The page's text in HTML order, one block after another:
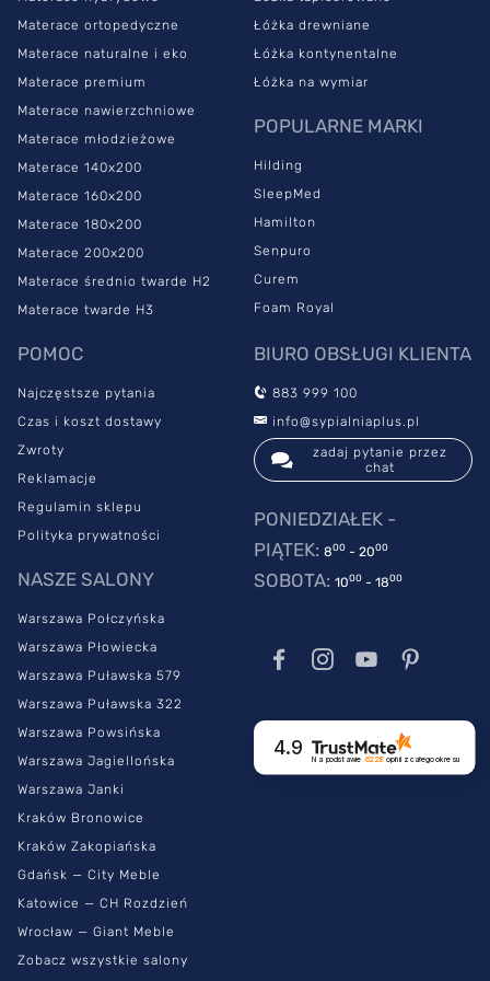
Materac FOXFORT dostępny jest z wersji z pokrowcem
Italiano, czyniącym z niego
idealny materac dla alergików.
Wykonany z wiskozy ochraniacz nie dopuści roztoczy i innych
alergenów w pobliże Twoich dróg oddechowych i skóry. Co
przenoszeniu materaca w postaci praktycznych uchwytów.
Zamek rozdzielczy pozwoli Ci na szybkie zdjęcie pokrowca, kiedy
tylko postanowisz go wyczyścić.
Podobne właściwości posiada alternatywny pokrowiec
Hybrid,zapewniający optymalną wentylację wkładu. Wykonany
jest z niepikowanej dzianiny o wysokiej gramaturze, odpornej na
pokrowce mogą być prane w temperaturze 60 stopni Celsjusza
Materace ortopedyczne
Materace naturalne i eko
Materace premium
Materace nawierzchniowe
Materace młodzieżowe
Materace 140x200
Materace 160x200
Materace 180x200
Materace 200x200
Materace średnio twarde H2
Materace twarde H3
Łóżka drewniane
Łóżka kontynentalne
Łóżka na wymiar
POPULARNE MARKI
Hilding
SleepMed
Hamilton
Senpuro
Curem
Foam Royal
POMOC
Najczęstsze pytania
Czas i koszt dostawy
Zwroty
Reklamacje
Regulamin sklepu
Polityka prywatności
NASZE SALONY
Warszawa Połczyńska
Warszawa Płowiecka
Warszawa Puławska 579
Warszawa Puławska 322
Warszawa Powsińska
Warszawa Jagiellońska
Warszawa Janki
Kraków Bronowice
Kraków Zakopiańska
Gdańsk — City Meble
Katowice — CH Rozdzień
Wrocław — Giant Meble
Zobacz wszystkie salony
BIURO OBSŁUGI KLIENTA
883 999 100
info@sypialniaplus.pl
zadaj pytanie przez
chat
PONIEDZIAŁEK -
PIĄTEK: 800 - 2000
SOBOTA: 1000 - 1800
4.9
Na podstawie 6228 opinii z całego okresu